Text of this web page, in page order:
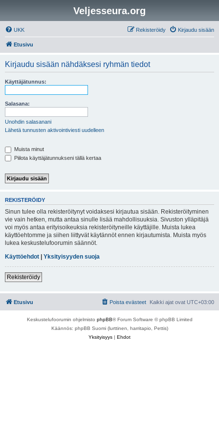
Veljesseura.org
UKK Kirjaudu sisään
Rekisteröidy
Etusivu
Kirjaudu sisään nähdäksesi ryhmän tiedot
Käyttäjätunnus:
Salasana:
Unohdin salasanani
Lähetä tunnusten aktivointiviesti uudelleen
Muista minut
Piilota käyttäjätunnukseni tällä kertaa
REKISTERÖIDY
Sinun tulee olla rekisteröitynyt voidaksesi kirjautua sisään. Rekisteröityminen
vie vain hetken, mutta antaa sinulle lisää mahdollisuuksia. Sivuston ylläpitäjä
voi myös antaa erityisoikeuksia rekisteröityneille käyttäjille. Muista lukea
käyttöehtomme ja siihen liittyvät käytännöt ennen kirjautumista. Muista myös
lukea keskustelufoorumin säännöt.
Käyttöehdot | Yksityisyyden suoja
Rekisteröidy
Etusivu Kaikki ajat ovat UTC+03:00
Poista evästeet
Keskustelufoorumin ohjelmisto phpBB® Forum Software © phpBB Limited
Käännös: phpBB Suomi (lurttinen, harritapio, Pettis)
Yksityisyys | Ehdot